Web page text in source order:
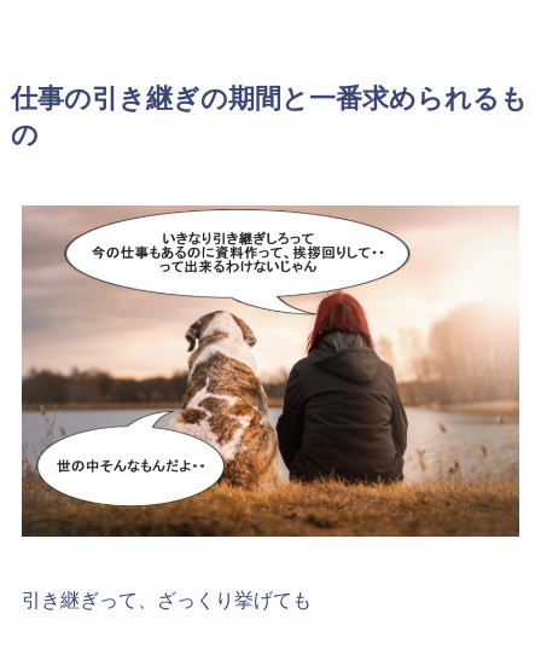
仕事の引き継ぎの期間と一番求められるも
の
引き継ぎって、ざっくり挙げても